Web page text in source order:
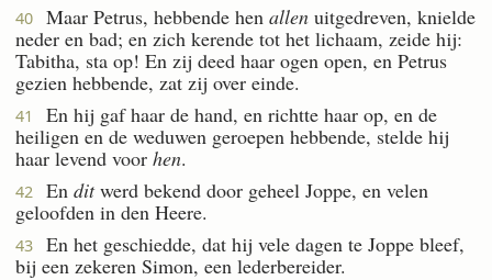
40 Maar Petrus, hebbende hen allen uitgedreven, knielde
neder en bad; en zich kerende tot het lichaam, zeide hij:
Tabitha, sta op! En zij deed haar ogen open, en Petrus
gezien hebbende, zat zij over einde.
41
En hij gaf haar de hand, en richtte haar op, en de
heiligen en de weduwen geroepen hebbende, stelde hij
haar levend voor hen.
42 En ditwerd bekend door geheel Joppe, en velen
geloofden in den Heere.
43
En het geschiedde, dat hij vele dagen te Joppe bleef,
bij een zekeren Simon, een lederbereider.